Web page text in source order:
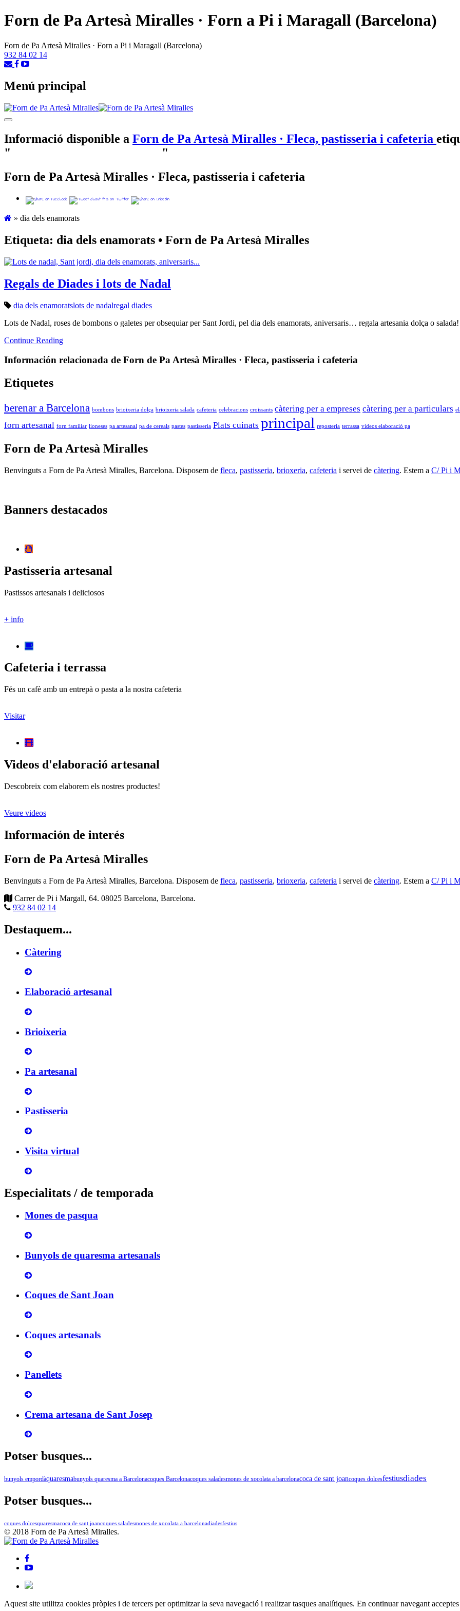
Forn de Pa Artesà Miralles · Forn a Pi i Maragall (Barcelona)
Forn de Pa Artesà Miralles · Forn a Pi i Maragall (Barcelona)
932 84 02 14
Menú principal
Menú
Informació disponible a Forn de Pa Artesà Miralles · Fleca, pastisseria i cafeteria
"
"
Forn de Pa Artesà Miralles · Fleca, pastisseria i cafeteria
» dia dels enamorats
Etiqueta: dia dels enamorats • Forn de Pa Artesà Miralles
Regals de Diades i lots de Nadal
dia dels enamoratslots de nadalregal diades
Lots de Nadal, roses de bombons o galetes per obsequiar per Sant Jordi, pel dia dels enamorats, aniversaris… regala artesania dolça o salada!
Continue Reading
Información relacionada de Forn de Pa Artesà Miralles · Fleca, pastisseria i cafeteria
Etiquetes
berenar a Barcelona bombons brioixeria dolça brioixeria salada cafeteria celebracions croissants càtering per a empreses càtering per a particulars
forn artesanal forn familiar lioneses pa artesanal pa de cereals pastes pastisseria Plats cuinats principal reposteria terrassa videos elaboració pa
Forn de Pa Artesà Miralles
Benvinguts a Forn de Pa Artesà Miralles, Barcelona. Disposem de fleca, pastisseria, brioxeria, cafeteria i servei de càtering. Estem a C/ Pi i
Banners destacados
Pastisseria artesanal
Pastissos artesanals i deliciosos
+ info
Cafeteria i terrassa
Fés un cafè amb un entrepà o pasta a la nostra cafeteria
Visitar
Videos d'elaboració artesanal
Descobreix com elaborem els nostres productes!
Veure videos
Información de interés
Forn de Pa Artesà Miralles
Benvinguts a Forn de Pa Artesà Miralles, Barcelona. Disposem de fleca, pastisseria, brioxeria, cafeteria i servei de càtering. Estem a C/ Pi i
Carrer de Pi i Margall, 64. 08025 Barcelona, Barcelona.
932 84 02 14
Destaquem...
Càtering
Elaboració artesanal
Brioixeria
Pa artesanal
Pastisseria
Visita virtual
Especialitats / de temporada
Mones de pasqua
Bunyols de quaresma artesanals
Coques de Sant Joan
Coques artesanals
Panellets
Crema artesana de Sant Josep
Potser busques...
bunyols empordàquaresmabunyols quaresma a Barcelonacoques Barcelonacoques saladesmones de xocolata a barcelonacoca de sant joancoques dolcesfestiusdiades
Potser busques...
coques dolcesquaresmacoca de sant joancoques saladesmones de xocolata a barcelonadiadesfestius
© 2018 Forn de Pa Artesà Miralles.
Aquest site utilitza cookies pròpies i de tercers per optimitzar la seva navegació i realitzar tasques analítiques. En continuar navegant acceptes